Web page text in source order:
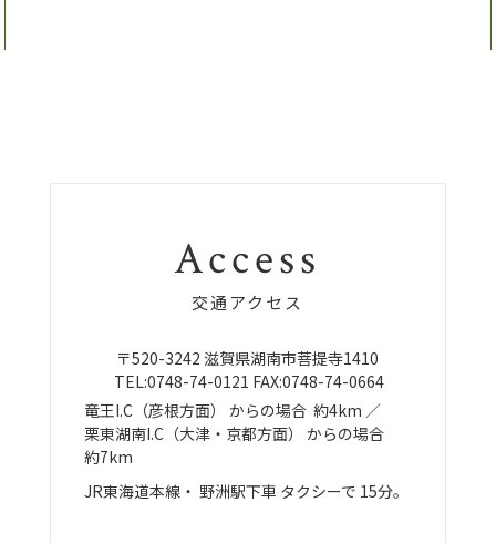
Access
交通アクセス
〒520-3242 滋賀県湖南市菩提寺1410
TEL:0748-74-0121 FAX:0748-74-0664
竜王I.C（彦根方面） からの場合 約4km ／
栗東湖南I.C（大津・京都方面）
からの場合
約7km
JR東海道本線・ 野洲駅下車 タクシーで 15分。